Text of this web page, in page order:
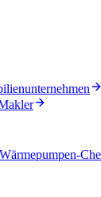
Wärmepumpen-